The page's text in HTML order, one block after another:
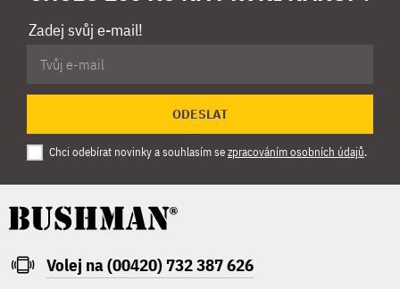
Zadej svůj e-mail!
ODESLAT
Chci odebírat novinky a souhlasím sezpracováním osobních údajů.
Volej na (00420) 732 387 626